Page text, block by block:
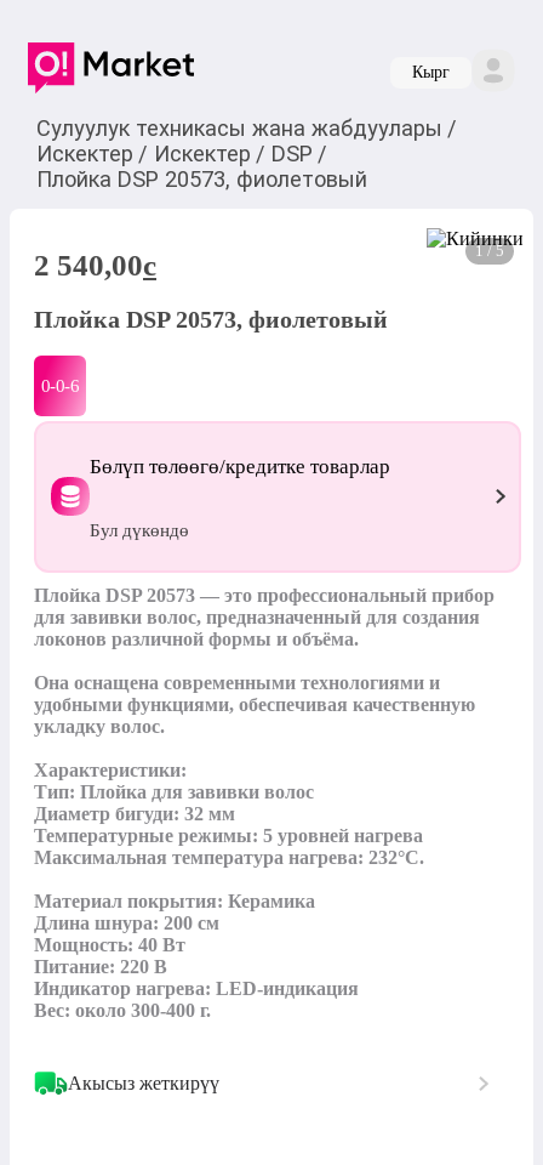
Кырг
Сулуулук техникасы жана жабдуулары /
Искектер / Искектер / DSP /
Плойка DSP 20573, фиолетовый
1 / 5
2 540,00c
Плойка DSP 20573, фиолетовый
0-0-6
Бөлүп төлөөгө/кредитке товарлар
Бул дүкөндө
Плойка DSP 20573 — это профессиональный прибор
для завивки волос, предназначенный для создания
локонов различной формы и объёма.
Она оснащена современными технологиями и
удобными функциями, обеспечивая качественную
укладку волос.
Характеристики:
Тип: Плойка для завивки волос
Диаметр бигуди: 32 мм
Температурные режимы: 5 уровней нагрева
Максимальная температура нагрева: 232°C.
Материал покрытия: Керамика
Длина шнура: 200 см
Мощность: 40 Вт
Питание: 220 В
Индикатор нагрева: LED-индикация
Вес: около 300-400 г.
Акысыз жеткирүү